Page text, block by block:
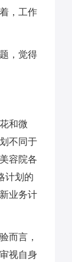
，工作
，觉得
和微
不同于
容院各
计划的
业务计
而言，
视自身